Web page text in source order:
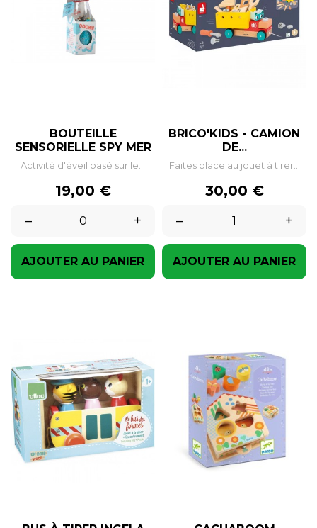
BOUTEILLE
SENSORIELLE SPY MER
Activité d'éveil basé sur le...
Prix
19,00 €
–
+
AJOUTER AU PANIER
BRICO'KIDS - CAMION
DE...
Faites place au jouet à tirer...
Prix
30,00 €
–
+
AJOUTER AU PANIER